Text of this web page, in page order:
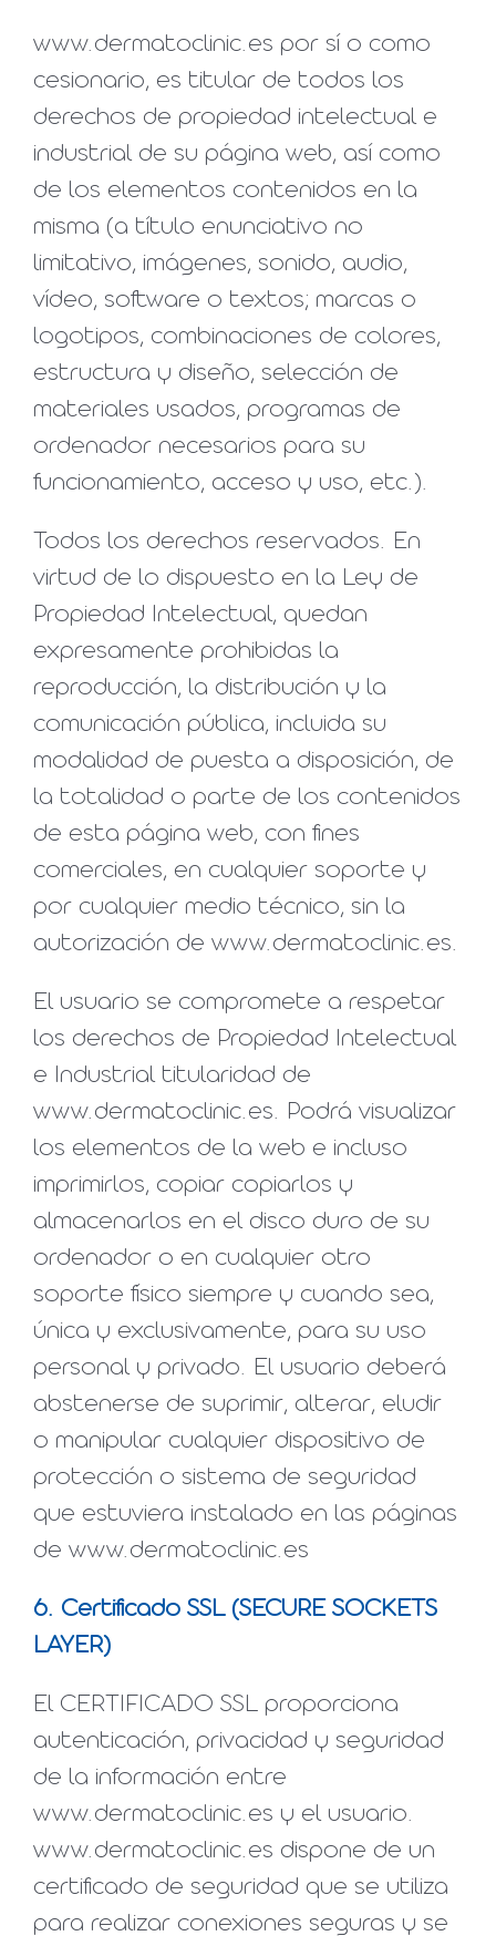
www.dermatoclinic.es por sí o como
cesionario, es titular de todos los
derechos de propiedad intelectual e
industrial de su página web, así como
de los elementos contenidos en la
misma (a título enunciativo no
limitativo, imágenes, sonido, audio,
vídeo, software o textos; marcas o
logotipos, combinaciones de colores,
estructura y diseño, selección de
materiales usados, programas de
ordenador necesarios para su
funcionamiento, acceso y uso, etc.).
Todos los derechos reservados. En
virtud de lo dispuesto en la Ley de
Propiedad Intelectual, quedan
expresamente prohibidas la
reproducción, la distribución y la
comunicación pública, incluida su
modalidad de puesta a disposición, de
la totalidad o parte de los contenidos
de esta página web, con fines
comerciales, en cualquier soporte y
por cualquier medio técnico, sin la
autorización de www.dermatoclinic.es.
El usuario se compromete a respetar
los derechos de Propiedad Intelectual
e Industrial titularidad de
www.dermatoclinic.es. Podrá visualizar
los elementos de la web e incluso
imprimirlos, copiar copiarlos y
almacenarlos en el disco duro de su
ordenador o en cualquier otro
soporte físico siempre y cuando sea,
única y exclusivamente, para su uso
personal y privado. El usuario deberá
abstenerse de suprimir, alterar, eludir
o manipular cualquier dispositivo de
protección o sistema de seguridad
que estuviera instalado en las páginas
de www.dermatoclinic.es
6. Certificado SSL (SECURE SOCKETS
LAYER)
El CERTIFICADO SSL proporciona
autenticación, privacidad y seguridad
de la información entre
www.dermatoclinic.es y el usuario.
www.dermatoclinic.es dispone de un
certificado de seguridad que se utiliza
para realizar conexiones seguras y se